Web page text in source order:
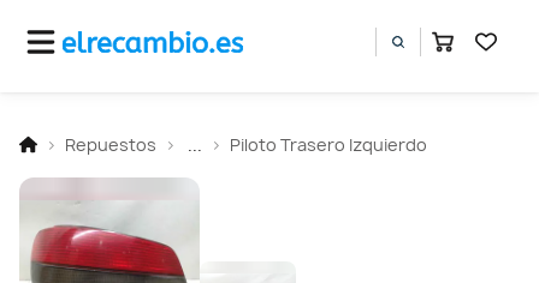
Repuestos Piloto Trasero Izquierdo